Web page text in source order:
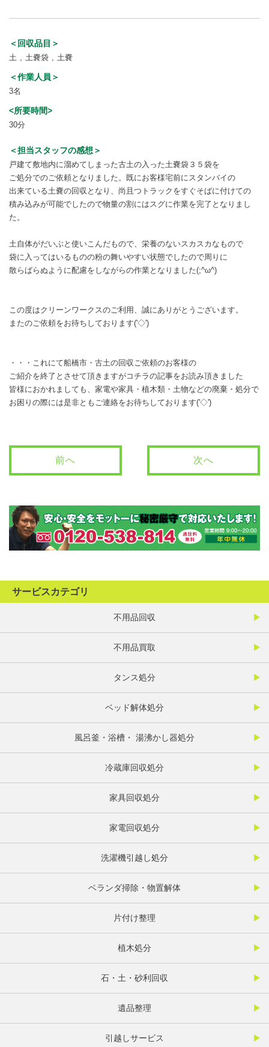
＜回収品目＞
土 土嚢袋 土嚢
＜作業人員＞
3名
<所要時間>
30分
＜担当スタッフの感想＞
戸建て敷地内に溜めてしまった古土の入った土嚢袋３５袋を
ご処分でのご依頼となりました。既にお客様宅前にスタンバイの
出来ている土嚢の回収となり、尚且つトラックをすぐそばに付けての
積み込みが可能でしたので物量の割にはスグに作業を完了となりまし
た。
土自体がだいぶと使いこんだもので、栄養のないスカスカなもので
袋に入ってはいるものの粉の舞いやすい状態でしたので周りに
散らばらぬように配慮をしながらの作業となりました(;^ω^)
この度はクリーンワークスのご利用、誠にありがとうございます。
またのご依頼をお待ちしております('◇')ゞ
・・・これにて船橋市・古土の回収ご依頼のお客様の
ご紹介を終了とさせて頂きますがコチラの記事をお読み頂きました
皆様におかれましても、家電や家具・植木類・土物などの廃棄・処分で
お困りの際には是非ともご連絡をお待ちしております('◇')ゞ
前へ 次へ
サービスカテゴリ
不用品回収
不用品買取
タンス処分
ベッド解体処分
風呂釜・浴槽・ 湯沸かし器処分
冷蔵庫回収処分
家具回収処分
家電回収処分
洗濯機引越し処分
ベランダ掃除・物置解体
片付け整理
植木処分
石・土・砂利回収
遺品整理
引越しサービス